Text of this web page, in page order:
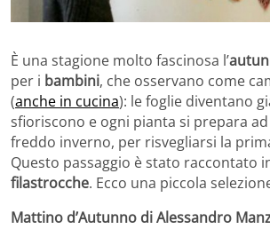
È una stagione molto fascinosa l’
per i bambini, che osservano come
(anche in cucina): le foglie diventano
sfioriscono e ogni pianta si prepara
freddo inverno, per risvegliarsi la
Questo passaggio è stato raccontato
filastrocche. Ecco una piccola
Mattino d’Autunno di Alessandro